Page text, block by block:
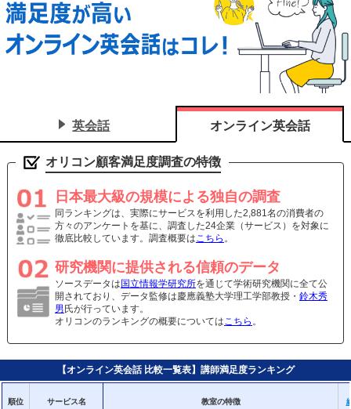
英会話 オンライン英会話
オリコン顧客満足度調査の特徴
日本最大級の規模による独自の調査
同ランキングは、実際にサービスを利用した2,881名の消費者の
方々のアンケートを基に、調査した24企業（サービス）を対象に
徹底比較しています。調査概要はこちら 。
研究機関に提供される信頼のデータ
ソースデータは 国立情報学研究所を通じて学術研究機関に全て公
開されており、データ監修は慶應義塾大学理工学部教授・ 鈴木秀
男 氏が行っています。
オリコンのランキングの概要についてはこちら 。
【オンライン英会話 比較一覧表】講師満足度ランキング
順位 サービス名 教室の特徴